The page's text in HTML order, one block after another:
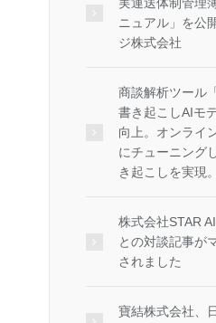
ニュアル」を公
ジ株式会社
商談解析ツール
書き起こしAIモ
向上。オンライ
にチューニング
き起こしを実現。
株式会社STAR
との対談記事が
されました
寶結株式会社、